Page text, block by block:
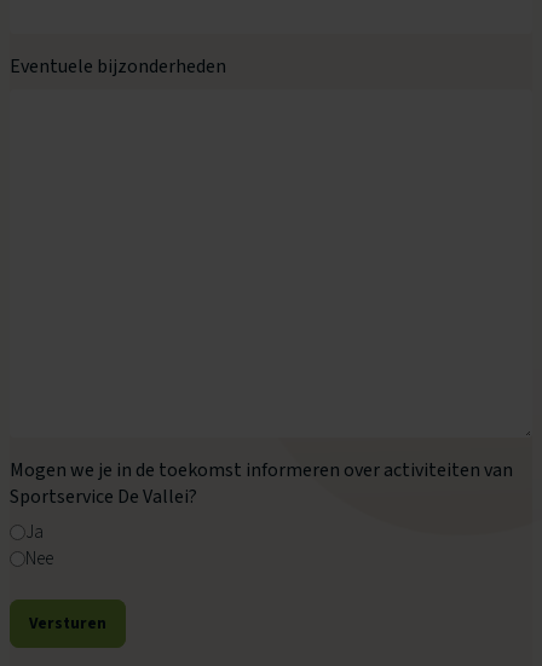
Eventuele bijzonderheden
Mogen we je in de toekomst informeren over activiteiten van
Sportservice De Vallei?
Ja
Nee
Versturen